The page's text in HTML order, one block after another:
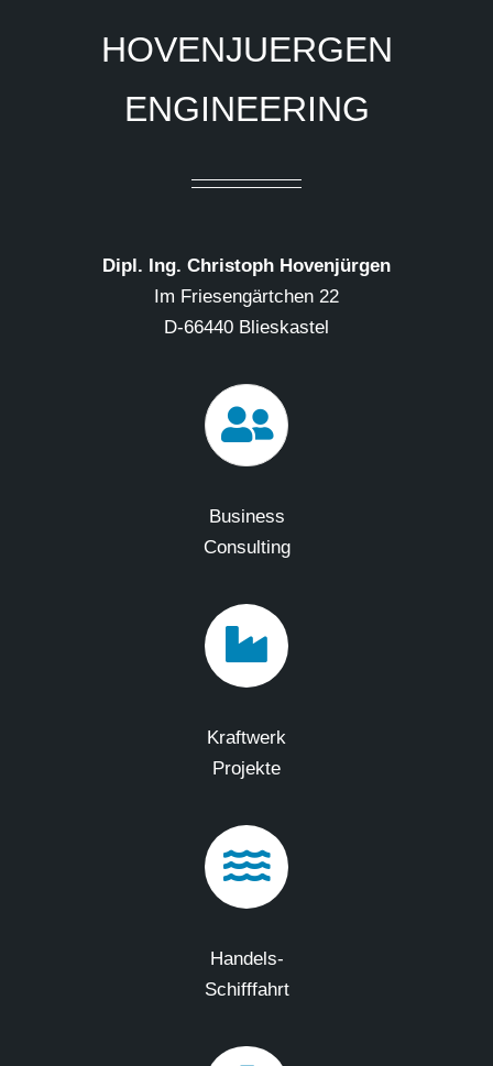
HOVENJUERGEN
ENGINEERING
Dipl. Ing. Christoph Hovenjürgen
Im Friesengärtchen 22
D-66440 Blieskastel
Business
Consulting
Kraftwerk
Projekte
Handels-
Schifffahrt